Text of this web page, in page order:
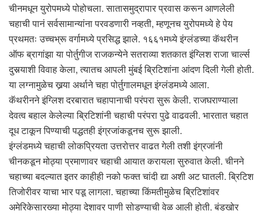
चीनमधून युरोपमध्ये पोहोचला. सातासमुद्रापार प्रवास करून आणलेली
चहाची पानं सर्वसामान्यांना परवडणारी नव्हती, म्हणूनच युरोपमध्ये हे पेय
प्रथमतः उच्चभ्रू वर्गामध्ये प्रसिद्ध झाले. १६६१मध्ये इंग्लंडच्या कॅथरीन
ऑफ ब्रागांझा या पोर्तुगीज राजकन्येने सतराव्या शतकात इंग्लिश राजा चार्ल्स
दुसर्‍याशी विवाह केला, त्यातच आपली मुंबई ब्रिटिशांना आंदण दिली गेली होती.
या लग्नामुळेच खर्‍या अर्थाने चहा पोर्तुगालमधून इंग्लंडमध्ये आला.
कॅथरीनने इंग्लिश दरबारात चहापानाची परंपरा सुरू केली. राजघराण्याला
देवत्व बहाल केलेल्या ब्रिटिशांनी चहाची परंपरा पुढे वाढवली. भारतात चहात
दूध टाकून पिण्याची पद्धतही इंग्रजांकडूनच सुरू झाली.
इंग्लंडमध्ये चहाची लोकप्रियता उत्तरोत्तर वाढत गेली तशी इंग्रजांनी
चीनकडून मोठ्या प्रमाणावर चहाची आयात करायला सुरुवात केली. चीनने
चहाच्या बदल्यात इतर काहीही नको फक्त चांदी द्या अशी अट घातली. ब्रिटिश
तिजोरीवर याचा भार पडू लागला. चहाच्या किंमतीमुळेच ब्रिटिशांवर
अमेरिकेसारख्या मोठ्या देशावर पाणी सोडण्याची वेळ आली होती. बंडखोर